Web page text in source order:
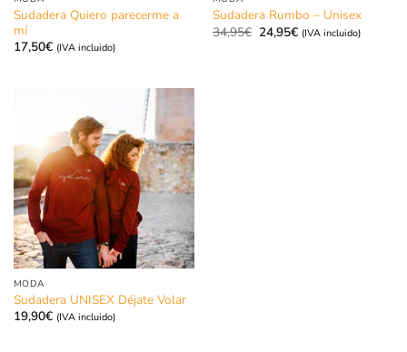
Sudadera Quiero parecerme a
mí
17,50€ (IVA incluido)
Sudadera Rumbo – Unisex
34,95€ El
precio
24,95€El
precio
(IVA incluido)
MODA
Sudadera UNISEX Déjate Volar
19,90€ (IVA incluido)